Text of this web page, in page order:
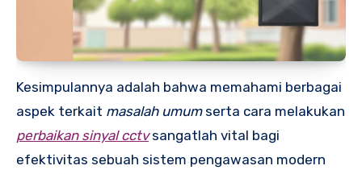
Kesimpulannya adalah bahwa memahami berbagai
aspek terkait masalah umumserta cara melakukan
perbaikan sinyal cctvsangatlah vital bagi
efektivitas sebuah sistem pengawasan modern